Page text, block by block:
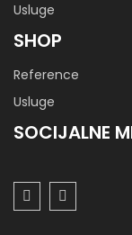
Usluge
SHOP
Reference
Usluge
SOCIJALNE